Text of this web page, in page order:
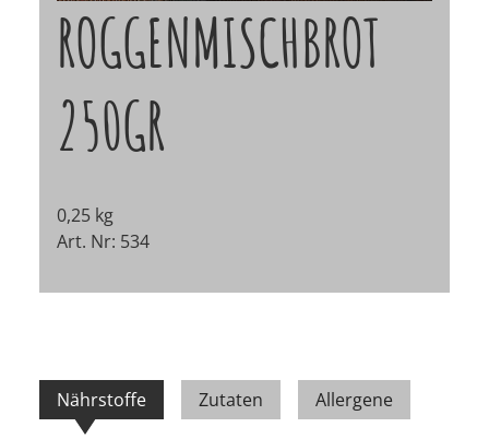
ROGGENMISCHBROT
250GR
0,25 kg
Art. Nr: 534
Nährstoffe Zutaten Allergene